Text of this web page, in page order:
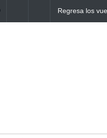
Regresa los